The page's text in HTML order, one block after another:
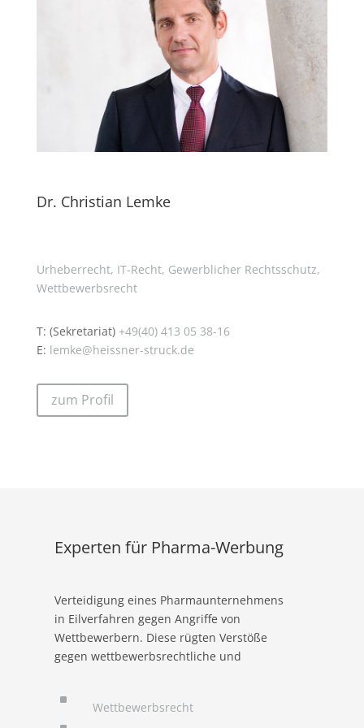
Dr. Christian Lemke
Urheberrecht, IT-Recht, Gewerblicher Rechtsschutz,
Wettbewerbsrecht
T: (Sekretariat) +49(40) 413 05 38-16
E: lemke@heissner-struck.de
zum Profil
Experten für Pharma-Werbung
Verteidigung eines Pharmaunternehmens
in Eilverfahren gegen Angriffe von
Wettbewerbern. Diese rügten Verstöße
gegen wettbewerbsrechtliche und
gegenüber Fachkreisen. Im Nachgang
vorsorgliche Überprüfung diverser weiterer
^ Wettbewerbsrecht